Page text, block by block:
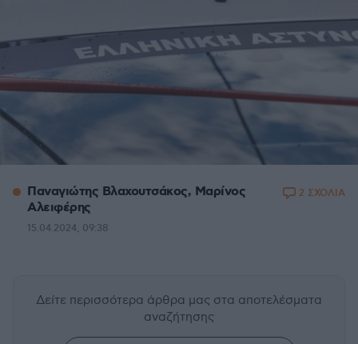
Παναγιώτης Βλαχουτσάκος, Μαρίνος
Αλειφέρης
15.04.2024, 09:38
2 ΣΧΟΛΙΑ
Δείτε περισσότερα άρθρα μας στα αποτελέσματα
αναζήτησης